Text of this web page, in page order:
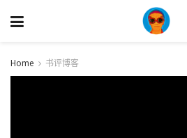
Home 书评博客